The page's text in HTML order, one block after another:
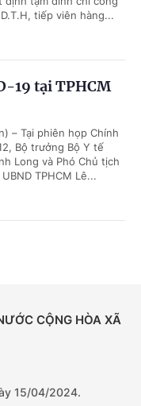
tiếp viên hàng...
19 tại TPHCM
– Tại phiên họp Chính
Bộ trưởng Bộ Y tế
Long và Phó Chủ tịch
TPHCM Lê...
CỘNG HÒA XÃ
15/04/2024.